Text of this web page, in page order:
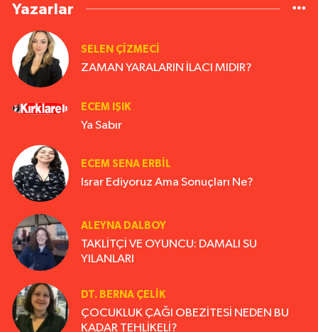
Yazarlar
SELEN ÇİZMECİ
ZAMAN YARALARIN İLACI MIDIR?
ECEM IŞIK
Ya Sabır
ECEM SENA ERBIL
Israr Ediyoruz Ama Sonuçları Ne?
ALEYNA DALBOY
TAKLİTÇİ VE OYUNCU: DAMALI SU
YILANLARI
DT. BERNA ÇELIK
ÇOCUKLUK ÇAĞI OBEZİTESİ NEDEN BU
KADAR TEHLİKELİ?